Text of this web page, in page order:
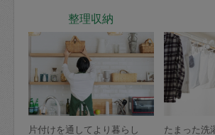
整理収納
片付けを通してより暮らし
たまった洗